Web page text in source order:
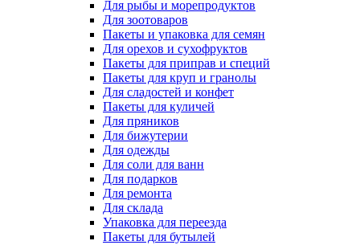
Для рыбы и морепродуктов
Для зоотоваров
Пакеты и упаковка для семян
Для орехов и сухофруктов
Пакеты для приправ и специй
Пакеты для круп и гранолы
Для сладостей и конфет
Пакеты для куличей
Для пряников
Для бижутерии
Для одежды
Для соли для ванн
Для подарков
Для ремонта
Для склада
Упаковка для переезда
Пакеты для бутылей